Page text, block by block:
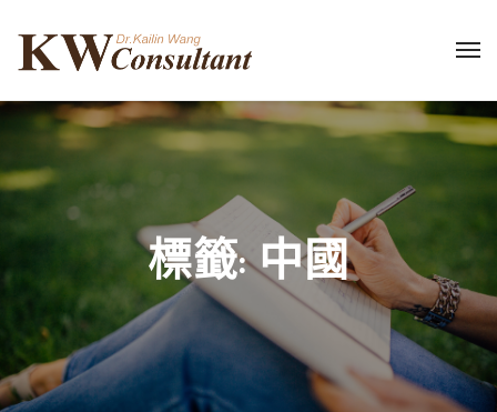
標籤:中國